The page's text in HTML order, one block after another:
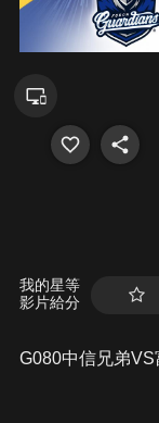
我的星等
影片給分
G080中信兄弟